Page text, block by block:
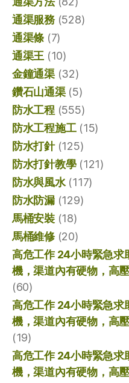
通渠服務(528)
通渠條 (7)
通渠王 (10)
金鐘通渠(32)
鑽石山通渠(5)
防水工程(555)
防水工程施工(15)
防水打針(125)
防水打針教學(121)
防水與風水(117)
防水防漏(129)
馬桶安裝(18)
馬桶維修(20)
高危工作 24小時緊急求
機，渠道內有硬物，高
(60)
高危工作 24小時緊急求
機，渠道內有硬物，高
(19)
高危工作 24小時緊急求
機，渠道內有硬物，高